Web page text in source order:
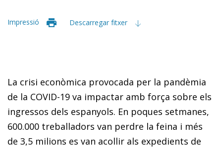
Impressió Descarregar fitxer
La crisi econòmica provocada per la pandèmia
de la COVID-19 va impactar amb força sobre els
ingressos dels espanyols. En poques setmanes,
600.000 treballadors van perdre la feina i més
de 3,5 milions es van acollir als expedients de